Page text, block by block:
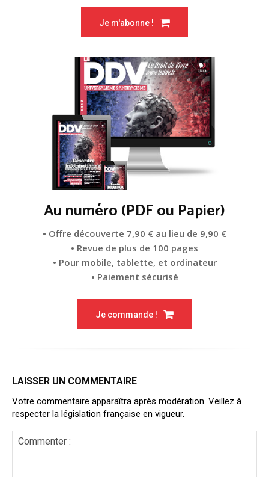
Je m'abonne !
Au numéro (PDF ou Papier)
• Offre découverte 7,90 € au lieu de 9,90 €
• Revue de plus de 100 pages
• Pour mobile, tablette, et ordinateur
• Paiement sécurisé
Je commande !
LAISSER UN COMMENTAIRE
Votre commentaire apparaîtra après modération. Veillez à
respecter la législation française en vigueur.